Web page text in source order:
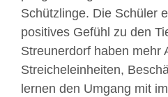
Schützlinge. Die Schüler
positives Gefühl zu den
Streunerdorf haben mehr
Streicheleinheiten,
lernen den Umgang mit